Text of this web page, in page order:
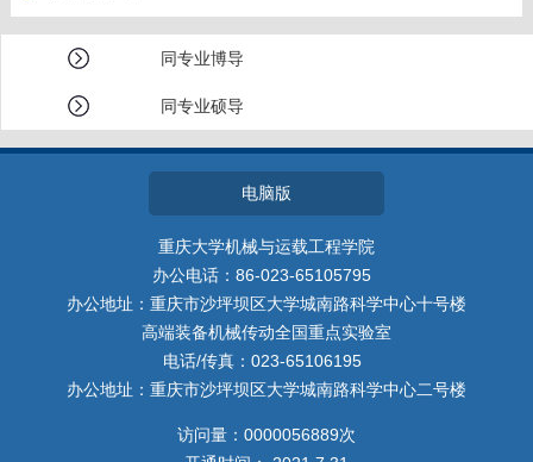
同专业博导
同专业硕导
电脑版
重庆大学机械与运载工程学院
办公电话：86-023-65105795
办公地址：重庆市沙坪坝区大学城南路科学中心十号楼
高端装备机械传动全国重点实验室
电话/传真：023-65106195
办公地址：重庆市沙坪坝区大学城南路科学中心二号楼
访问量： 0000056889次